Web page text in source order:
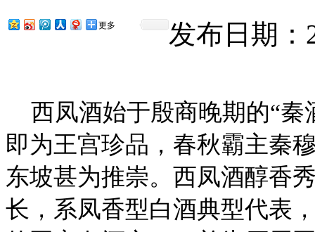
发布日期：
更多
西凤酒始于殷商晚期的“秦
即为王宫珍品，春秋霸主秦
东坡甚为推崇。西凤酒醇香
长，系凤香型白酒典型代表